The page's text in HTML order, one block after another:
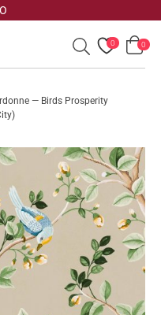
0 0
— Birds Prosperity